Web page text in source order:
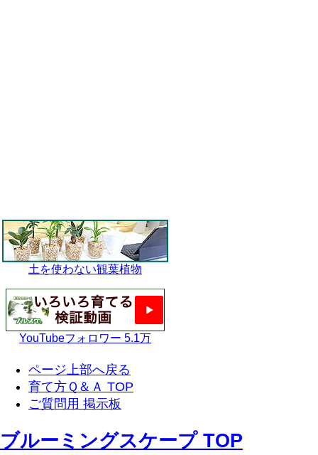
土を使わない観葉植物
YouTubeフォロワー 5.1万
ページ上部へ戻る
育て方Ｑ＆Ａ TOP
ご質問用 掲示板
ブルーミングスケープ TOP